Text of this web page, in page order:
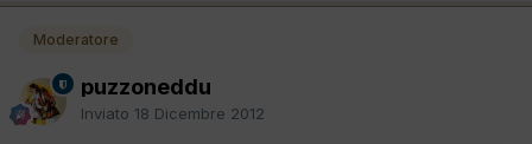
Moderatore
puzzoneddu
Inviato 18 Dicembre 2012